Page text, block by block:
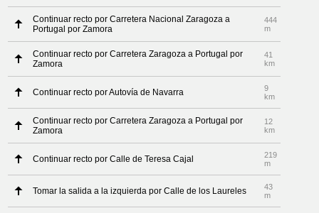
Continuar recto por Carretera Nacional Zaragoza a
Portugal por Zamora
444
m
Continuar recto por Carretera Zaragoza a Portugal por
Zamora
41
km
Continuar recto por Autovía de Navarra
9
km
Continuar recto por Carretera Zaragoza a Portugal por
Zamora
12
km
Continuar recto por Calle de Teresa Cajal
219
m
Tomar la salida a la izquierda por Calle de los Laureles
43
m